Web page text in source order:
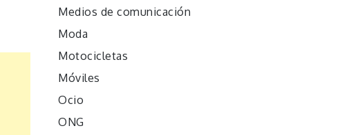
Medios de comunicación
Moda
Motocicletas
Móviles
Ocio
ONG